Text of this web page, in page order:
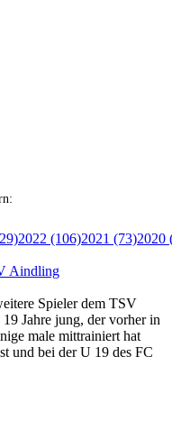
2022 (106)2021 (73)2020
Aindling
Spieler dem TSV
Jahre jung, der vorher in
male mittrainiert hat
und bei der U 19 des FC